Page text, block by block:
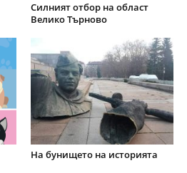
Силният отбор на област
Велико Търново
На бунището на историята